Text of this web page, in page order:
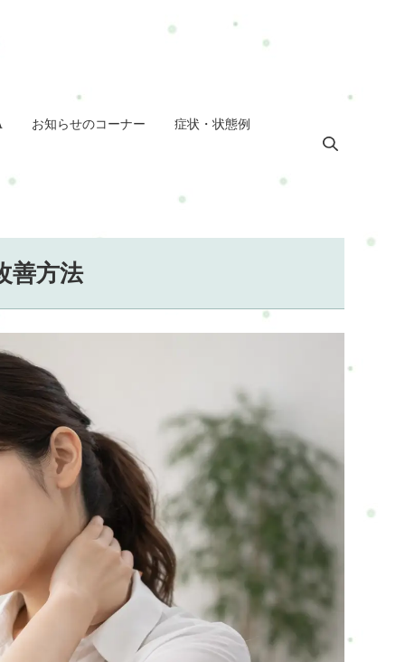
お知らせのコーナー 症状・状態例
善方法